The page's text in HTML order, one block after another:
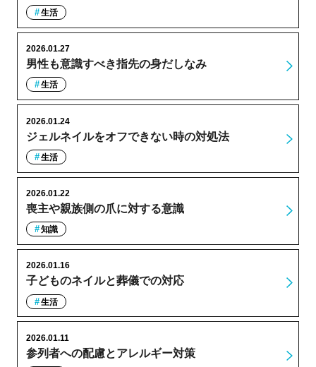
生活
男性も意識すべき指先の身だしなみ
2026.01.27
生活
ジェルネイルをオフできない時の対処法
2026.01.24
生活
喪主や親族側の爪に対する意識
2026.01.22
知識
子どものネイルと葬儀での対応
2026.01.16
生活
参列者への配慮とアレルギー対策
2026.01.11